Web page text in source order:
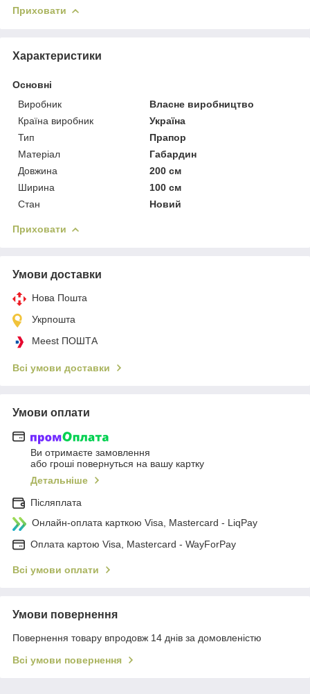
Приховати
Характеристики
Основні
Виробник
Власне виробництво
Країна виробник
Україна
Тип
Прапор
Матеріал
Габардин
Довжина
200 см
Ширина
100 см
Стан
Новий
Приховати
Умови доставки
Нова Пошта
Укрпошта
Meest ПОШТА
Всі умови доставки
Умови оплати
Ви отримаєте замовлення
або гроші повернуться на вашу картку
Детальніше
Післяплата
Онлайн-оплата карткою Visa, Mastercard - LiqPay
Оплата картою Visa, Mastercard - WayForPay
Всі умови оплати
Умови повернення
Повернення товару впродовж 14 днів за домовленістю
Всі умови повернення